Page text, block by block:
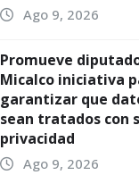
Ago 9, 2026
Promueve
Micalco iniciativa
garantizar que
sean tratados con
privacidad
Ago 9, 2026